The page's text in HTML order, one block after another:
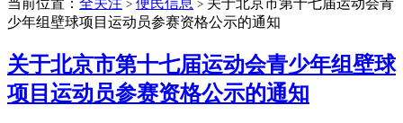
当前位置： 全关注 > 便民信息 > 关于北京市第十七届运动会青
少年组壁球项目运动员参赛资格公示的通知
关于北京市第十七届运动会青少年组壁球
项目运动员参赛资格公示的通知